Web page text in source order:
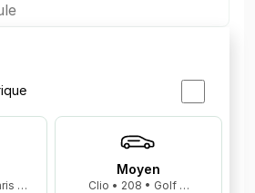
…
Moyen
Clio • 208 • Golf …